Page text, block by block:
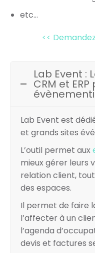
etc…
<<
Lab Event :
CRM et
Lab Event est
et grands sites
L’outil permet aux
mieux gérer leurs
relation client,
des espaces.
Il permet de faire
l’affecter à un
l’agenda
devis et factures